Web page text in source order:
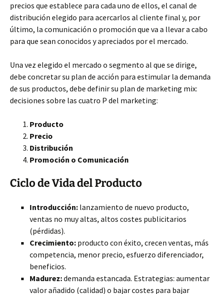
precios que establece para cada uno de ellos, el canal de
distribución elegido para acercarlos al cliente final y, por
último, la comunicación o promoción que va a llevar a cabo
para que sean conocidos y apreciados por el mercado.
Una vez elegido el mercado o segmento al que se dirige,
debe concretar su plan de acción para estimular la demanda
de sus productos, debe definir su plan de marketing mix:
decisiones sobre las cuatro P del marketing:
Producto
Precio
Distribución
Promoción o Comunicación
Ciclo de Vida del Producto
Introducción: lanzamiento de nuevo producto,
ventas no muy altas, altos costes publicitarios
(pérdidas).
Crecimiento: producto con éxito, crecen ventas, más
competencia, menor precio, esfuerzo diferenciador,
beneficios.
Madurez:demanda estancada. Estrategias: aumentar
valor añadido (calidad) o bajar costes para bajar